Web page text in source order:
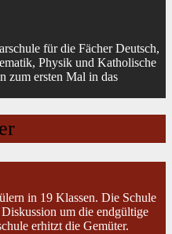
für die Fächer Deutsch,
Physik und Katholische
zum ersten Mal in das
in 19 Klassen. Die Schule
um die endgültige
erhitzt die Gemüter.